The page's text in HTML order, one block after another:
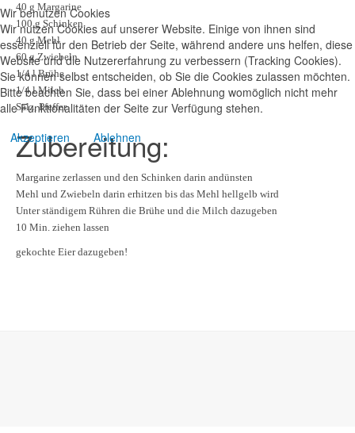
40 g Margarine
100 g Schinken
40 g Mehl
60 g Zwiebeln
1/4 l Brühe
1/4 l Milch
Salz, Pfeffer
Zubereitung:
Margarine zerlassen und den Schinken darin andünsten
Mehl und Zwiebeln darin erhitzen bis das Mehl hellgelb wird
Unter ständigem Rühren die Brühe und die Milch dazugeben
10 Min. ziehen lassen
gekochte Eier dazugeben!
Wir benutzen Cookies
Wir nutzen Cookies auf unserer Website. Einige von ihnen sind
essenziell für den Betrieb der Seite, während andere uns helfen, diese
Website und die Nutzererfahrung zu verbessern (Tracking Cookies).
Sie können selbst entscheiden, ob Sie die Cookies zulassen möchten.
Bitte beachten Sie, dass bei einer Ablehnung womöglich nicht mehr
alle Funktionalitäten der Seite zur Verfügung stehen.
Akzeptieren
Ablehnen